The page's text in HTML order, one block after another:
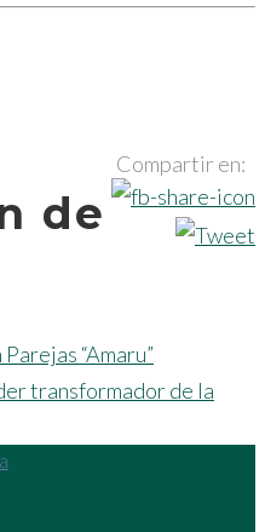
Compartir en:
de
“Amaru”
transformador de la